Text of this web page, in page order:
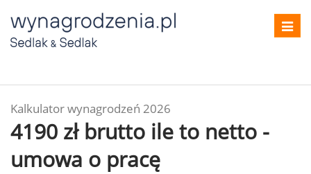
Kalkulator wynagrodzeń 2026
4190 zł brutto ile to netto -
umowa o pracę